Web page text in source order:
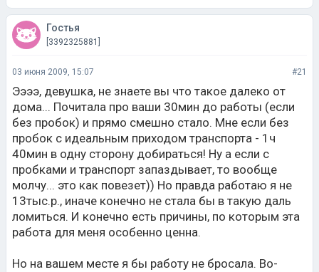
Гостья
[3392325881]
03 июня 2009, 15:07 #21
Ээээ, девушка, не знаете вы что такое далеко от
дома... Почитала про ваши 30мин до работы (если
без пробок) и прямо смешно стало. Мне если без
пробок с идеальным приходом транспорта - 1ч
40мин в одну сторону добираться! Ну а если с
пробками и транспорт запаздывает, то вообще
молчу... это как повезет)) Но правда работаю я не
13тыс.р., иначе конечно не стала бы в такую даль
ломиться. И конечно есть причины, по которым эта
работа для меня особенно ценна.
Но на вашем месте я бы работу не бросала. Во-